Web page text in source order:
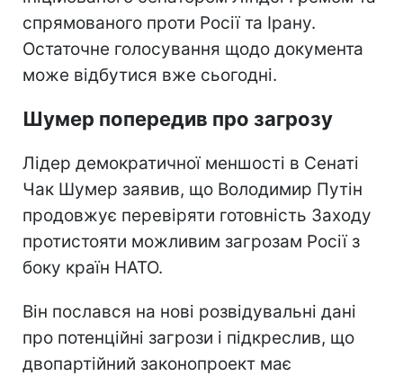
спрямованого проти Росії та Ірану.
Остаточне голосування щодо документа
може відбутися вже сьогодні.
Шумер попередив про загрозу
Лідер демократичної меншості в Сенаті
Чак Шумер заявив, що Володимир Путін
продовжує перевіряти готовність Заходу
протистояти можливим загрозам Росії з
боку країн НАТО.
Він послався на нові розвідувальні дані
про потенційні загрози і підкреслив, що
двопартійний законопроект має